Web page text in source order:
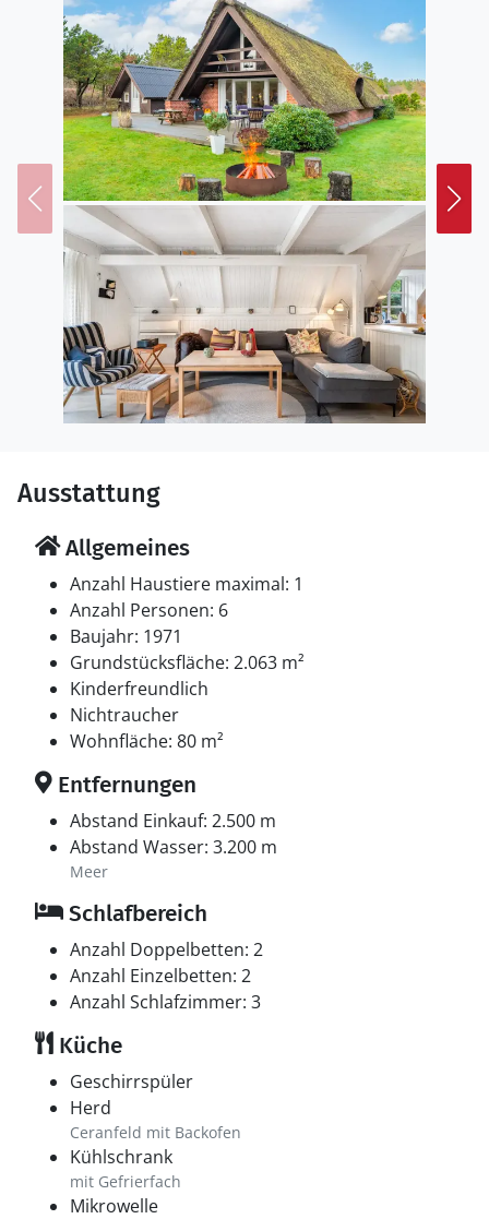
Ausstattung
Allgemeines
Anzahl Haustiere maximal: 1
Anzahl Personen: 6
Baujahr: 1971
Grundstücksfläche: 2.063 m²
Kinderfreundlich
Nichtraucher
Wohnfläche: 80 m²
Entfernungen
Abstand Einkauf: 2.500 m
Abstand Wasser: 3.200 m
Meer
Schlafbereich
Anzahl Doppelbetten: 2
Anzahl Einzelbetten: 2
Anzahl Schlafzimmer: 3
Küche
Geschirrspüler
Herd
Ceranfeld mit Backofen
Kühlschrank
mit Gefrierfach
Mikrowelle